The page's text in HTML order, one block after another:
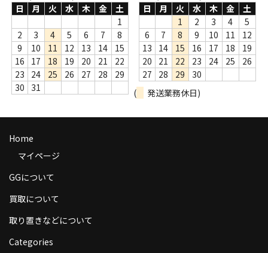
Webのみ no.2
Webのみ no.3
Webのみ no.4
売り切れ
Help
送料
お支払い方法
返品
コンディション
日
月 火 水 木 金
土
1
2
3 4 5 6 7
8
9
10 11 12 13 14
15
16
17 18 19 20 21
22
23
24 25 26 27 28
29
30
31
日
月 火 水 木 金
土
1
2 3 4
5
6
7 8 9 10 11
12
13
14 15 16 17 18
19
20
21 22 23 24 25
26
27
28 29
30
(
発送業務休日)
Home
マイページ
GGについて
買取について
取り置きなどについて
Categories